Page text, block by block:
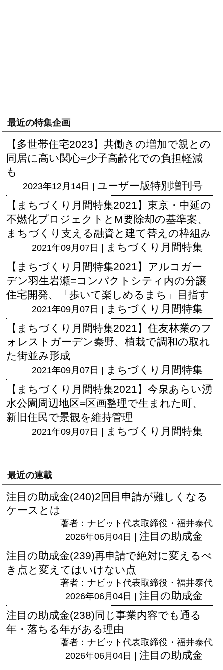
最近の特集企画
【多世帯住宅2023】共働きの増加で親との
同居に高い関心=少子高齢化での負担軽減
も
2023年12月14日 | ユーザー版特別増刊号
【まちづくり月間特集2021】東京・中延の
不燃化プロジェクトとM要除却の基準案、
まちづくり支える融資と建て替えの枠組み
2021年09月07日 |
まちづくり月間特集
【まちづくり月間特集2021】アルコガー
デン羽生岩瀬=コンパクトシティ内の分譲
住宅開発、「歩いて楽しめるまち」目指す
2021年09月07日 |
まちづくり月間特集
【まちづくり月間特集2021】住友林業のフ
ォレストガーデン秦野、植栽で調和の取れ
た街並み形成
2021年09月07日 |
まちづくり月間特集
【まちづくり月間特集2021】今泉あらい湧
水公園周辺地区=区画整理で生まれた町、
新旧住民で景観を維持管理
2021年09月07日 | まちづくり月間特集
最近の連載
注目の助成金(240)2回目申請が難しくなる
ケースとは
著者：ナビット代表取締役・福井泰代
2026年06月04日 | 注目の助成金
注目の助成金(239)再申請で絶対に変えるべ
き点と変えてはいけない点
著者：ナビット代表取締役・福井泰代
2026年06月04日 | 注目の助成金
注目の助成金(238)同じ事業内容でも通る
年・落ちる年がある理由
著者：ナビット代表取締役・福井泰代
2026年06月04日 | 注目の助成金